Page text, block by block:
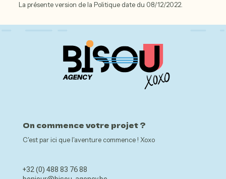
La présente version de la Politique date du 08/12/2022.
On commence votre projet ?
C'est par ici que l'aventure commence ! Xoxo
+32 (0) 488 83 76 88